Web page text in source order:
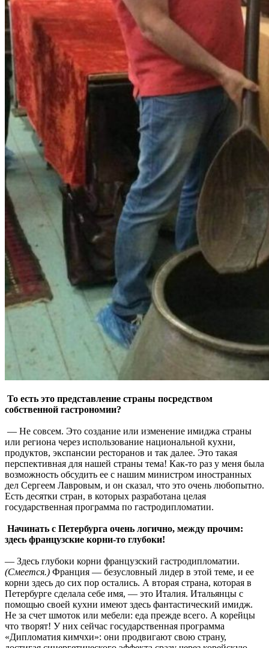
То есть это представление страны посредством
собственной гастрономии?
— Не совсем. Это создание или изменение имиджа страны
или региона через использование национальной кухни,
продуктов, экспансии ресторанов и так далее. Это такая
перспективная для нашей страны тема! Как-то раз у меня была
возможность обсудить ее с нашим министром иностранных
дел Сергеем Лавровым, и он сказал, что это очень любопытно.
Есть десятки стран, в которых разработана целая
государственная программа по гастродипломатии.
Начинать с Петербурга очень логично, между прочим:
здесь французские корни-то глубоки!
— Здесь глубоки корни французский гастродипломатии.
(Смеется.) Франция — безусловный лидер в этой теме, и ее
корни здесь до сих пор остались. А вторая страна, которая в
Петербурге сделала себе имя, — это Италия. Итальянцы с
помощью своей кухни имеют здесь фантастический имидж.
Не за счет шмоток или мебели: еда прежде всего. А корейцы
что творят! У них сейчас государственная программа
«Дипломатия кимчхи»: они продвигают свою страну,